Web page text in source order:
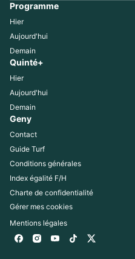
Programme
Hier
Aujourd'hui
Demain
Quinté+
Hier
Aujourd'hui
Demain
Geny
Contact
Guide Turf
Conditions générales
Index égalité F/H
Charte de confidentialité
Gérer mes cookies
Mentions légales